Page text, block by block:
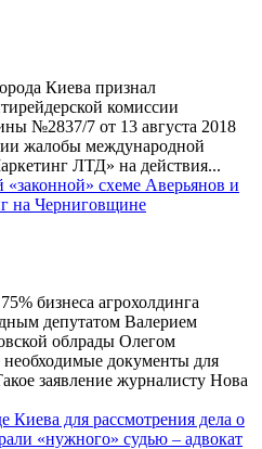
Киева признал
комиссии
№2837/7 от 13 августа 2018
жалобы международной
ЛТД» на действия...
«законной» схеме Аверьянов и
на Черниговщине
бизнеса агрохолдинга
депутатом Валерием
облрады Олегом
документы для
заявление журналисту Нова
для рассмотрения дела о
«нужного» судью – адвокат